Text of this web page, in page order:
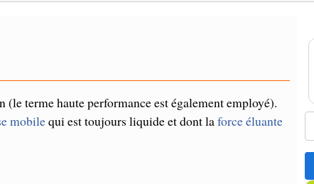
terme haute performance est également employé).
mobilequi est toujours liquide et dont laforce éluante